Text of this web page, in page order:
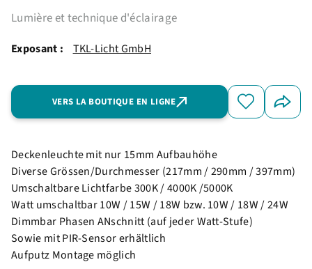
Lumière et technique d'éclairage
Exposant : TKL-Licht GmbH
VERS LA BOUTIQUE EN LIGNE
Deckenleuchte mit nur 15mm Aufbauhöhe
Diverse Grössen/Durchmesser (217mm / 290mm / 397mm)
Umschaltbare Lichtfarbe 300K / 4000K /5000K
Watt umschaltbar 10W / 15W / 18W bzw. 10W / 18W / 24W
Dimmbar Phasen ANschnitt (auf jeder Watt-Stufe)
Sowie mit PIR-Sensor erhältlich
Aufputz Montage möglich